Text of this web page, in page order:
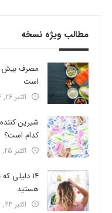
مطالب ویژه نسخه
است
اکتبر 26, 2024
شیرین
کدام است؟
اکتبر 25, 2024
14
هستید
اکتبر 24, 2024